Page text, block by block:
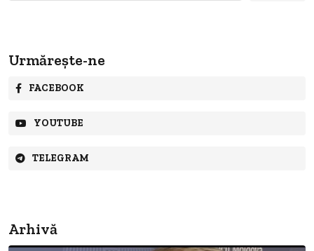
Urmărește-ne
FACEBOOK
YOUTUBE
TELEGRAM
Arhivă